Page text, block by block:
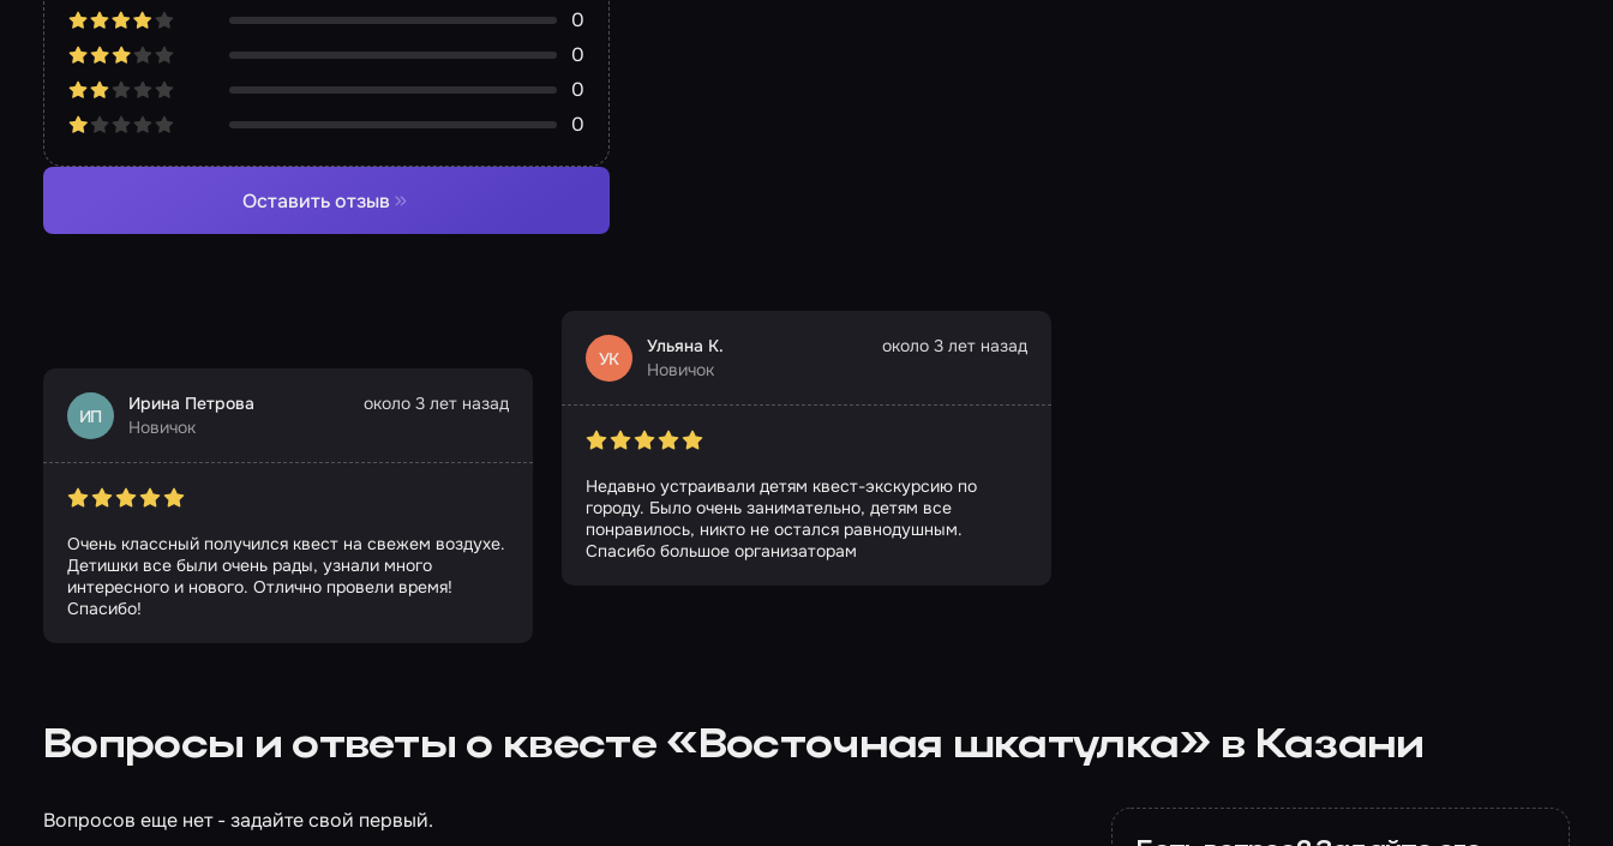
0
0
0
0
Оставить отзыв
ИП
Ирина Петрова
Новичок
около 3 лет назад
Очень классный получился квест на свежем воздухе.
Детишки все были очень рады, узнали много
интересного и нового. Отлично провели время!
Спасибо!
УК
Ульяна К.
Новичок
около 3 лет назад
Недавно устраивали детям квест-экскурсию по
городу. Было очень занимательно, детям все
понравилось, никто не остался равнодушным.
Спасибо большое организаторам
Вопросы и ответы о квесте «Восточная шкатулка» в Казани
Вопросов еще нет - задайте свой первый.